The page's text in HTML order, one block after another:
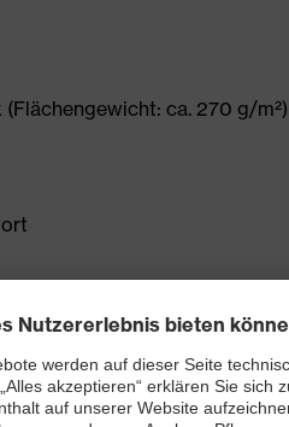
ca. 270 g/m²)
61482-1-2:2007)